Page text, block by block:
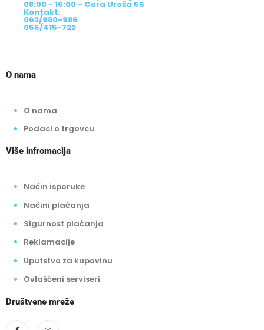
08:00 - 16:00 - Cara Uroša 56
Kontakt:
062/980-986
055/415-722
O nama
O nama
Podaci o trgovcu
Više infromacija
Način isporuke
Načini plaćanja
Sigurnost plaćanja
Reklamacije
Uputstvo za kupovinu
Ovlašćeni serviseri
Društvene mreže